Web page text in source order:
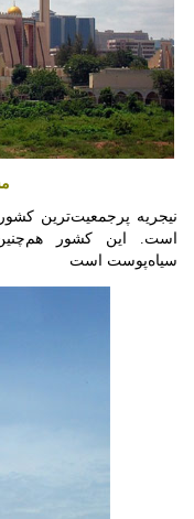
نیجریه پرجمعیت‌ترین
است. این کشور
سیاه‌پوست است